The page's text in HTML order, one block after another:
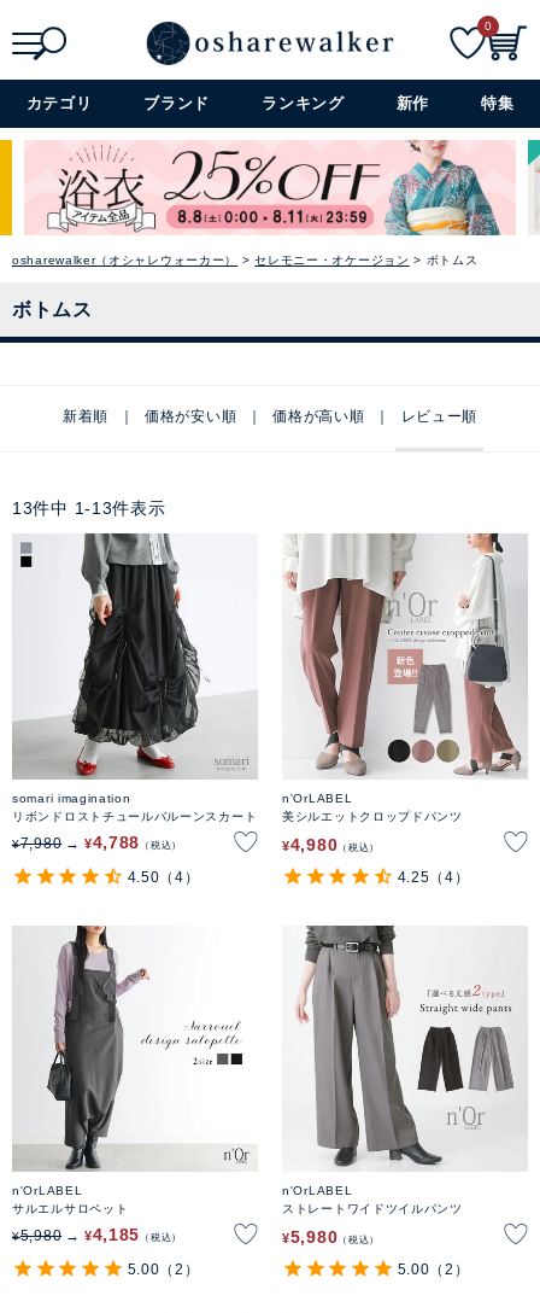
詳細検索+
0
カテゴリ ブランド ランキング 新作 特集
osharewalker（オシャレウォーカー） セレモニー・オケージョン ボトムス
ボトムス
新着順 価格が安い順 価格が高い順 レビュー順
13件中 1-13件表示
somari imagination
リボンドロストチュールバルーンスカート
¥7,980 ¥4,788 税込
4.50 （4）
n'OrLABEL
美シルエットクロップドパンツ
¥4,980 税込
4.25 （4）
n'OrLABEL
サルエルサロペット
¥5,980 ¥4,185 税込
5.00 （2）
n'OrLABEL
ストレートワイドツイルパンツ
¥5,980 税込
5.00 （2）